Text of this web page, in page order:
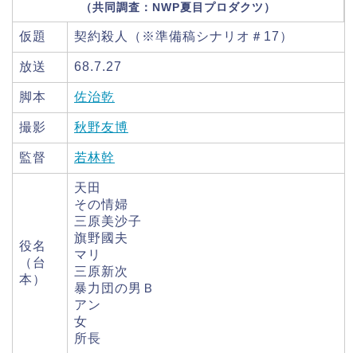
（共同調査：NWP夏目プロダクツ）
仮題 契約殺人（※準備稿シナリオ＃17）
放送 68.7.27
脚本 佐治乾
撮影 秋野友博
監督 若林幹
役名
（台
本）
天田
その情婦
三原美沙子
旗野國夫
マリ
三原新次
暴力団の男Ｂ
アン
女
所長